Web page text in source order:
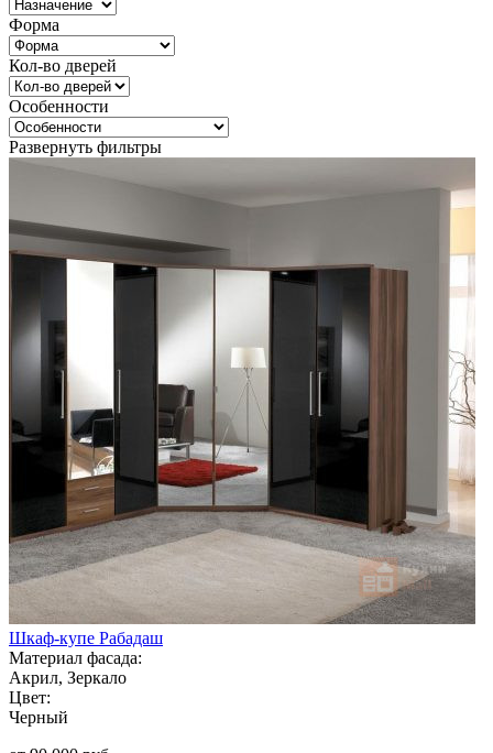
Форма
Кол-во дверей
Особенности
Развернуть фильтры
Шкаф-купе Рабадаш
Материал фасада:
Акрил, Зеркало
Цвет:
Черный